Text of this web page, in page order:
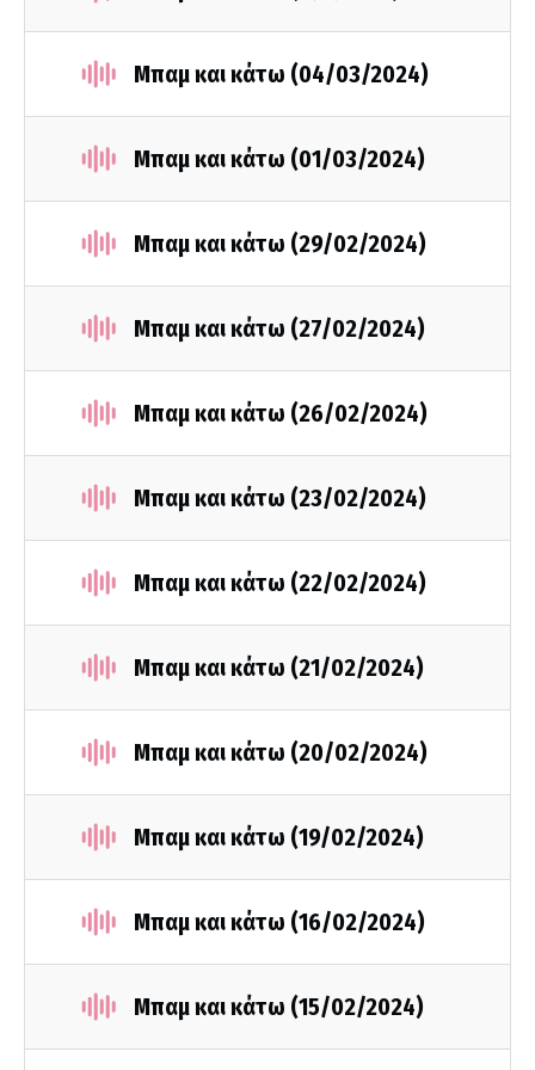
Μπαμ και κάτω (04/03/2024)
Μπαμ και κάτω (01/03/2024)
Μπαμ και κάτω (29/02/2024)
Μπαμ και κάτω (27/02/2024)
Μπαμ και κάτω (26/02/2024)
Μπαμ και κάτω (23/02/2024)
Μπαμ και κάτω (22/02/2024)
Μπαμ και κάτω (21/02/2024)
Μπαμ και κάτω (20/02/2024)
Μπαμ και κάτω (19/02/2024)
Μπαμ και κάτω (16/02/2024)
Μπαμ και κάτω (15/02/2024)